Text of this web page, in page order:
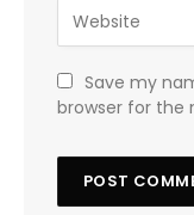
Save my
browser for the